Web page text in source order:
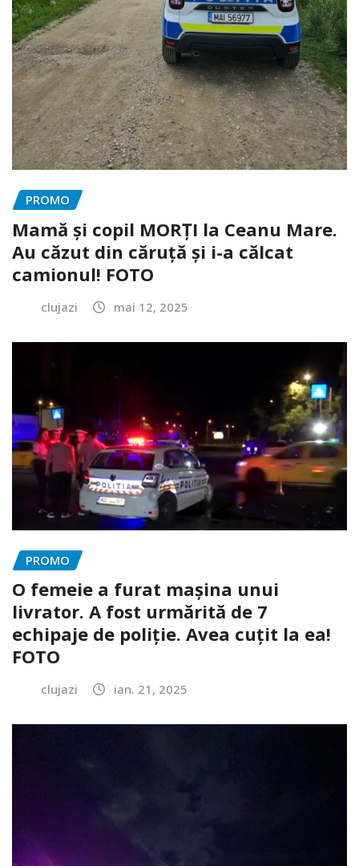
PROMO
Mamă și copil MORȚI la Ceanu Mare.
Au căzut din căruță și i-a călcat
camionul! FOTO
clujazi mai 12, 2025
PROMO
O femeie a furat mașina unui
livrator. A fost urmărită de 7
echipaje de poliție. Avea cuțit la ea!
FOTO
clujazi ian. 21, 2025